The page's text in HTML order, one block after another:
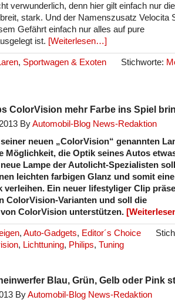
verwunderlich, denn hier gilt einfach nur die
stark. Und der Namenszusatz Velocita
Gefährt einfach nur alles auf pure
ist. [Weiterlesen…]
, Sportwagen & Exoten Stichworte:
ColorVision mehr Farbe ins Spiel
ByAutomobil-Blog News-Redaktion
neuen „ColorVision“ genannten
Möglichkeit, die Optik seines Autos
Lampe der Autolicht-Spezialisten
leichten farbigen Glanz und somit eine
verleihen. Ein neuer lifestyliger Clip
ColorVision-Varianten und soll die
ColorVision unterstützen.
, Auto-Gadgets, Editor´s Choice
, Lichttuning, Philips, Tuning
Blau, Grün, Gelb oder Pink
ByAutomobil-Blog News-Redaktion